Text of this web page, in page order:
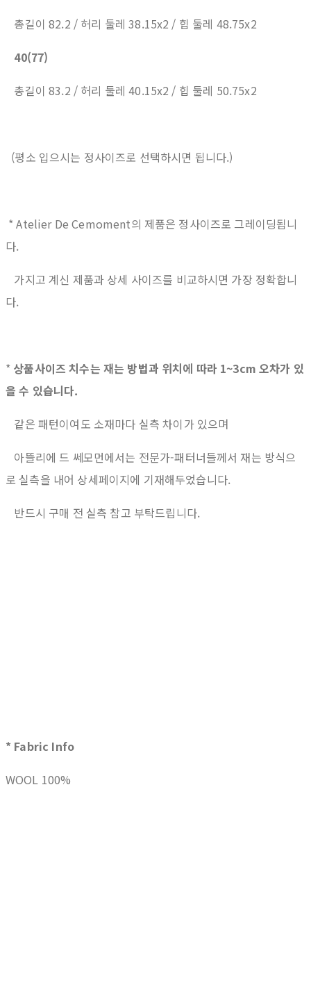
총길이 82.2 / 허리 둘레 38.15x2 / 힙 둘레 48.75x2
40(77)
총길이 83.2 / 허리 둘레 40.15x2 / 힙 둘레 50.75x2
(평소 입으시는 정사이즈로 선택하시면 됩니다.)
* Atelier De Cemoment의 제품은 정사이즈로 그레이딩됩니
다.
가지고 계신 제품과 상세 사이즈를 비교하시면 가장 정확합니
다.
* 상품사이즈 치수는 재는 방법과 위치에 따라 1~3cm 오차가 있
을 수 있습니다.
같은 패턴이여도 소재마다 실측 차이가 있으며
아뜰리에 드 쎄모먼에서는 전문가-패터너들께서 재는 방식으
로 실측을 내어 상세페이지에 기재해두었습니다.
반드시 구매 전 실측 참고 부탁드립니다.
* Fabric Info
WOOL 100%